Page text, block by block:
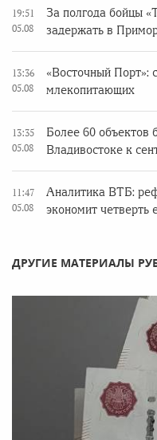
19:51
05.08
За полгода бойцы
задержать в
13:36
05.08
«Восточный Порт»:
млекопитающих
13:35
05.08
Более 60 объектов
Владивостоке к
11:47
05.08
Аналитика ВТБ:
экономит четверть
ДРУГИЕ МАТЕРИАЛЫ